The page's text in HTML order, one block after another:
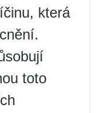
která
toto